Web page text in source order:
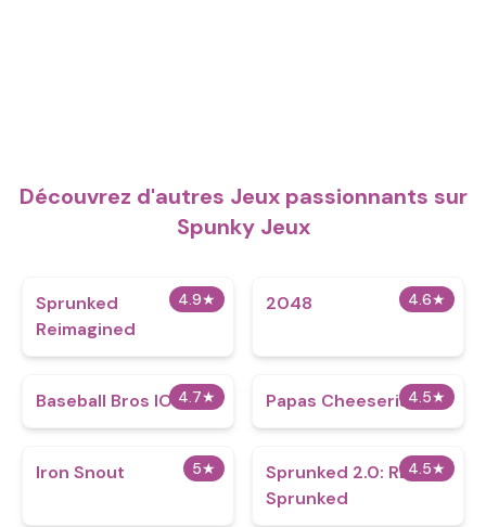
Découvrez d'autres Jeux passionnants sur
Spunky Jeux
4.9★
Sprunked
Reimagined
4.6★
2048
4.7★
Baseball Bros IO 4.5★
Papas Cheeseria
5★
Iron Snout 4.5★
Sprunked 2.0: RE-
Sprunked